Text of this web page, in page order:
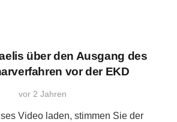
über den Ausgang des
vor der EKD
vor 2 Jahren
Video laden, stimmen Sie der